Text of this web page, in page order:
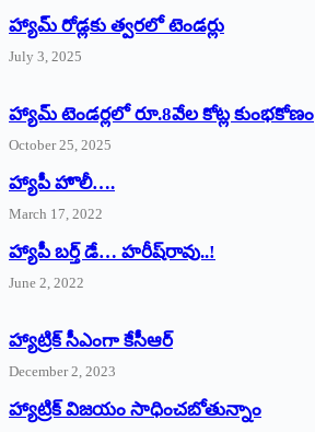
హ్యామ్‌ రోడ్లకు త్వరలో టెండర్లు
July 3, 2025
హ్యామ్‌ ‌టెండర్లలో రూ.8వేల కోట్ల కుంభకోణం
October 25, 2025
హ్యాపీ హొలీ….
March 17, 2022
హ్యాపీ బర్త్ ‌డే… హరీష్‌రావు..!
June 2, 2022
హ్యాట్రిక్‌ ‌సీఎంగా కేసీఆర్‌
December 2, 2023
హ్యాట్రిక్‌ విజయం సాధించబోతున్నాం